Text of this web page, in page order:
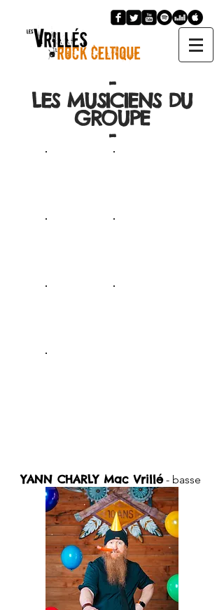
-
LES MUSICIENS DU
GROUPE
-
YANN CHARLYMac Vrillé- basse